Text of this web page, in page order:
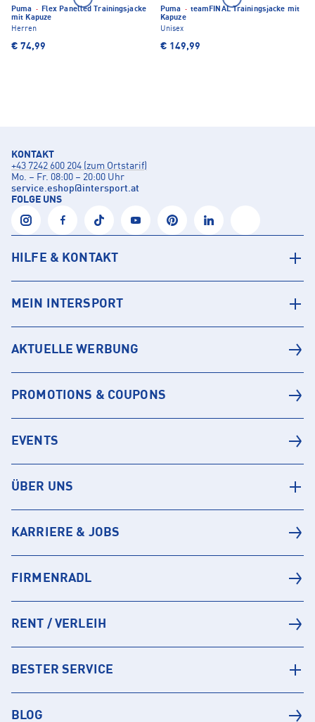
Puma · Flex Panelled Trainingsjacke
mit Kapuze
Herren
€ 74,99
Puma · teamFINAL Trainingsjacke mit
Kapuze
Unisex
€ 149,99
KONTAKT
+43 7242 600 204 (zum Ortstarif)
Mo. – Fr. 08:00 – 20:00 Uhr
service.eshop@intersport.at
FOLGE UNS
HILFE & KONTAKT
MEIN INTERSPORT
AKTUELLE WERBUNG
PROMOTIONS & COUPONS
EVENTS
ÜBER UNS
KARRIERE & JOBS
FIRMENRADL
RENT / VERLEIH
BESTER SERVICE
BLOG